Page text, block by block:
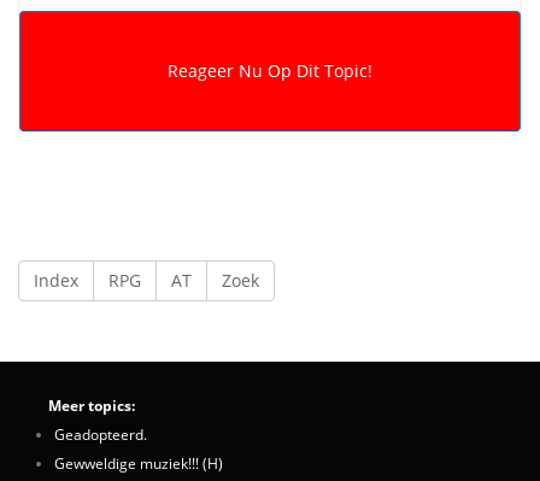
Index RPG AT Zoek
Meer topics:
Geadopteerd.
Gewweldige muziek!!! (H)